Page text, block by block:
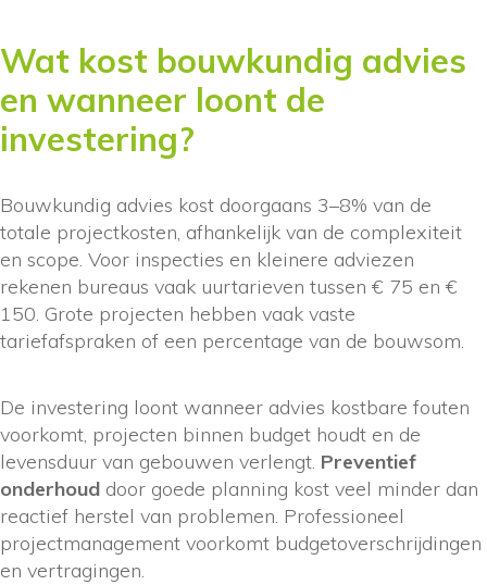
Wat kost bouwkundig advies
en wanneer loont de
investering?
Bouwkundig advies kost doorgaans 3–8% van de
totale projectkosten, afhankelijk van de complexiteit
en scope. Voor inspecties en kleinere adviezen
rekenen bureaus vaak uurtarieven tussen € 75 en €
150. Grote projecten hebben vaak vaste
tariefafspraken of een percentage van de bouwsom.
De investering loont wanneer advies kostbare fouten
voorkomt, projecten binnen budget houdt en de
levensduur van gebouwen verlengt. Preventief
onderhoud door goede planning kost veel minder dan
reactief herstel van problemen. Professioneel
projectmanagement voorkomt budgetoverschrijdingen
en vertragingen.